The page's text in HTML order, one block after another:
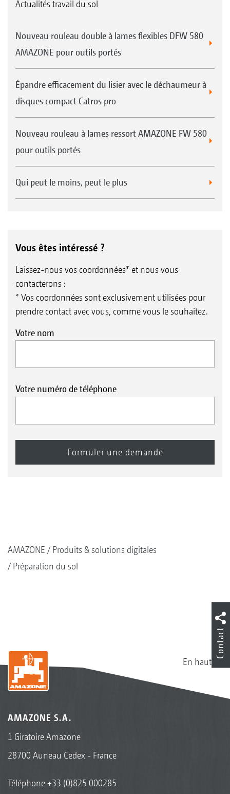
Actualités travail du sol
Nouveau rouleau double à lames flexibles DFW 580
AMAZONE pour outils portés
Épandre efficacement du lisier avec le déchaumeur à
disques compact Catros pro
Nouveau rouleau à lames ressort AMAZONE FW 580
pour outils portés
Qui peut le moins, peut le plus
Vous êtes intéressé ?
Laissez-nous vos coordonnées* et nous vous
contacterons :
* Vos coordonnées sont exclusivement utilisées pour
prendre contact avec vous, comme vous le souhaitez.
Votre nom
Votre numéro de téléphone
AMAZONE
Produits & solutions digitales
Préparation du sol
En haut
AMAZONE S.A.
1 Giratoire Amazone
28700 Auneau Cedex - France
Téléphone+33 (0)825 000285
Contact